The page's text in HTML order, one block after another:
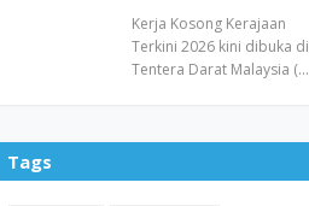
Kerja Kosong Kerajaan
Terkini 2026 kini dibuka di
Tentera Darat Malaysia (…
Tags